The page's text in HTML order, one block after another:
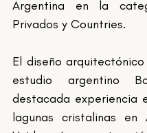
Argentina en la
Privados y Countries.
El diseño
estudio argentino
destacada experiencia
lagunas cristalinas en